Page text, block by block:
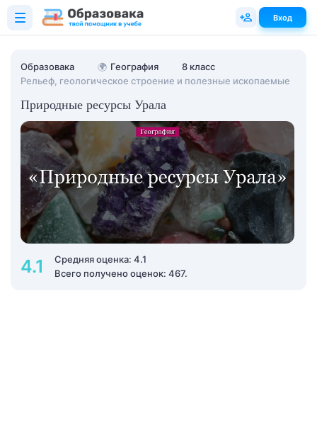
Образовака 🌍 География
8 класс
Рельеф, геологическое строение и полезные ископаемые
Природные ресурсы Урала
4.1
Средняя оценка: 4.1
Всего получено оценок: 467.
Вход